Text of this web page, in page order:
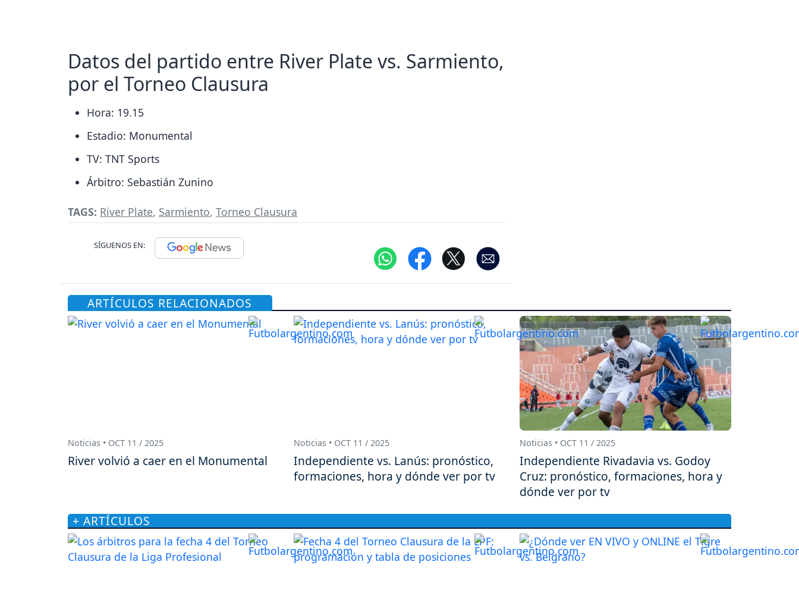
Datos del partido entre River Plate vs. Sarmiento,
por el Torneo Clausura
Hora: 19.15
Estadio: Monumental
TV: TNT Sports
Árbitro: Sebastián Zunino
TAGS: River Plate, Sarmiento, Torneo Clausura
SÍGUENOS EN:
ARTÍCULOS RELACIONADOS
Noticias • OCT 11 / 2025
River volvió a caer en el Monumental
Noticias • OCT 11 / 2025
Independiente vs. Lanús: pronóstico,
formaciones, hora y dónde ver por tv
Noticias • OCT 11 / 2025
Independiente Rivadavia vs. Godoy
Cruz: pronóstico, formaciones, hora y
dónde ver por tv
+ ARTÍCULOS